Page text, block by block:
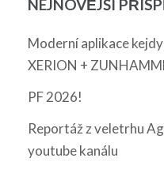
NEJNOVĚJŠÍ
Moderní aplikace
XERION +
PF 2026!
Reportáž z veletrhu
youtube kanálu